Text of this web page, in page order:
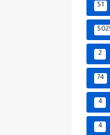
51
2
74
4
4